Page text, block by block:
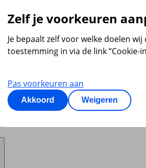
Zelf je voorkeuren
Je bepaalt zelf voor welke doelen
toestemming in via de link “Cookie-
Pas voorkeuren aan
Akkoord Weigeren